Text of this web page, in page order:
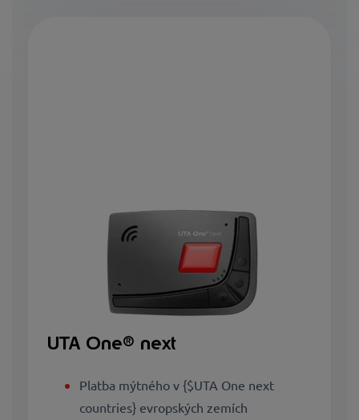
UTA One® next
Platba mýtného v {$UTA One next
countries} evropských zemích